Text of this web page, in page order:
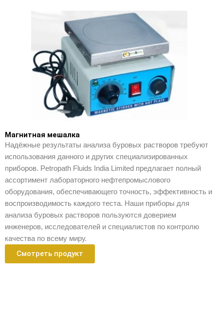
Магнитная мешалка
Надёжные результаты анализа буровых растворов требуют
использования данного и других специализированных
приборов. Petropath Fluids India Limited предлагает полный
ассортимент лабораторного нефтепромыслового
оборудования, обеспечивающего точность, эффективность и
воспроизводимость каждого теста. Наши приборы для
анализа буровых растворов пользуются доверием
инженеров, исследователей и специалистов по контролю
качества по всему миру.
Смотреть продукт